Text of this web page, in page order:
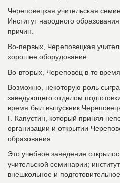
Череповецкая учительская
Институт народного
причин.
Во-первых, Череповецкая
хорошее оборудование.
Во-вторых, Череповец в то
Возможно, некоторую роль
заведующего отделом
время был выпускник
Г. Капустин, который принял
организации и открытии
образования.
Это учебное заведение
учительской семинарии;
внешкольное и